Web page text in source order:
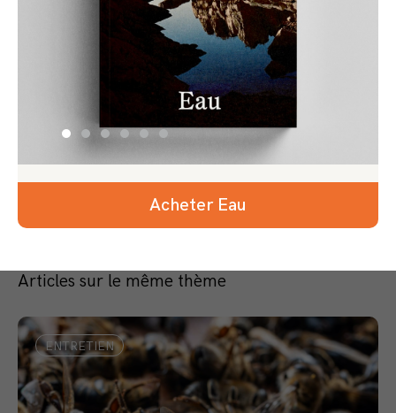
Acheter Eau
Articles sur le même thème
ENTRETIEN